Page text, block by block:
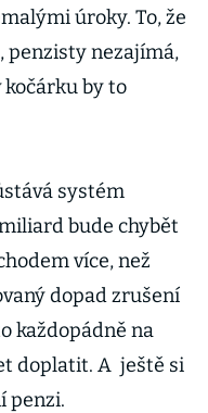
úroky. To, že
penzisty nezajímá,
by to
systém
bude chybět
více, než
dopad zrušení
každopádně na
doplatit. A ještě si
penzi.